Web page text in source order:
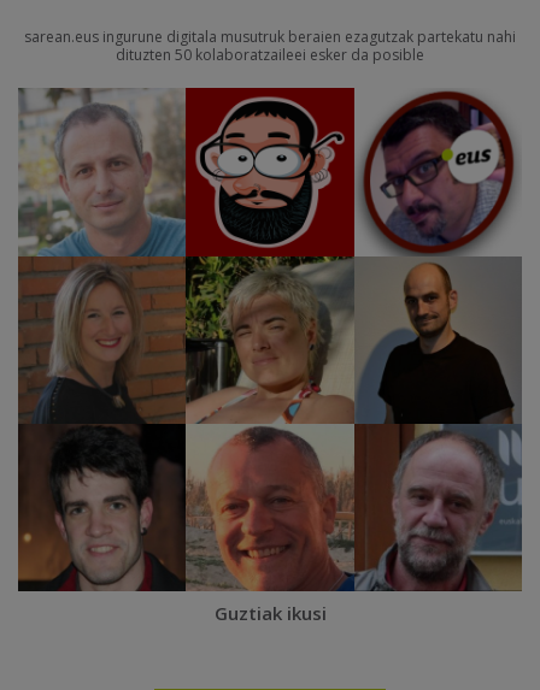
sarean.eus ingurune digitala musutruk beraien ezagutzak partekatu nahi
dituzten 50 kolaboratzaileei esker da posible
Guztiak ikusi